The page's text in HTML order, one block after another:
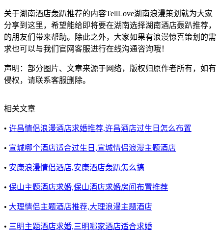
关于湖南酒店轰趴推荐的内容TellLove湖南浪漫策划就为大家
分享到这里，希望能给即将要在湖南选择湖南酒店轰趴推荐，
的朋友们带来帮助。除此之外，大家如果有浪漫惊喜策划的需
求也可以与我们官网客服进行在线沟通咨询哦！
声明：部分图片、文章来源于网络，版权归原作者所有，如有
侵权，请联系客服删除。
相关文章
• 许昌情侣浪漫酒店求婚推荐,许昌酒店过生日怎么布置
• 宣城哪个酒店适合过生日,宣城情侣浪漫主题酒店
• 安康浪漫情侣酒店,安康酒店轰趴怎么搞
• 保山主题酒店求婚,保山酒店求婚房间布置推荐
• 大理情侣主题酒店推荐,大理浪漫主题酒店
• 三明主题酒店求婚,三明哪家酒店适合求婚